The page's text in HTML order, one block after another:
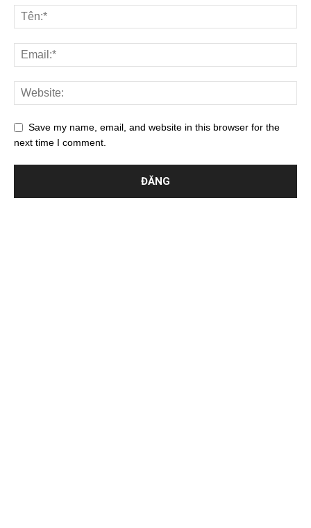
Save my name, email, and website in this browser for the
next time I comment.